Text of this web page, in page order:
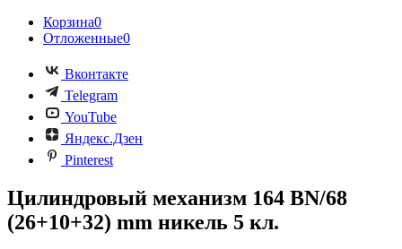
Корзина0
Отложенные0
Вконтакте
Telegram
YouTube
Яндекс.Дзен
Pinterest
Цилиндровый механизм 164 BN/68
(26+10+32) mm никель 5 кл.